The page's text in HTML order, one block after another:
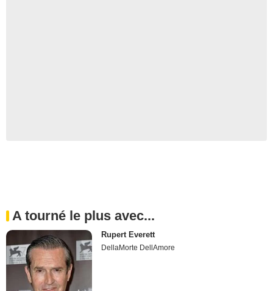
A tourné le plus avec...
Rupert Everett
DellaMorte DellAmore